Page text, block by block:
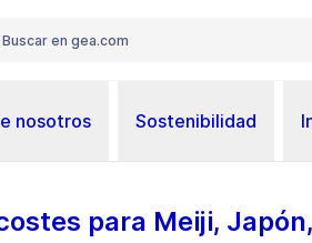
nosotros Sostenibilidad
para Meiji,